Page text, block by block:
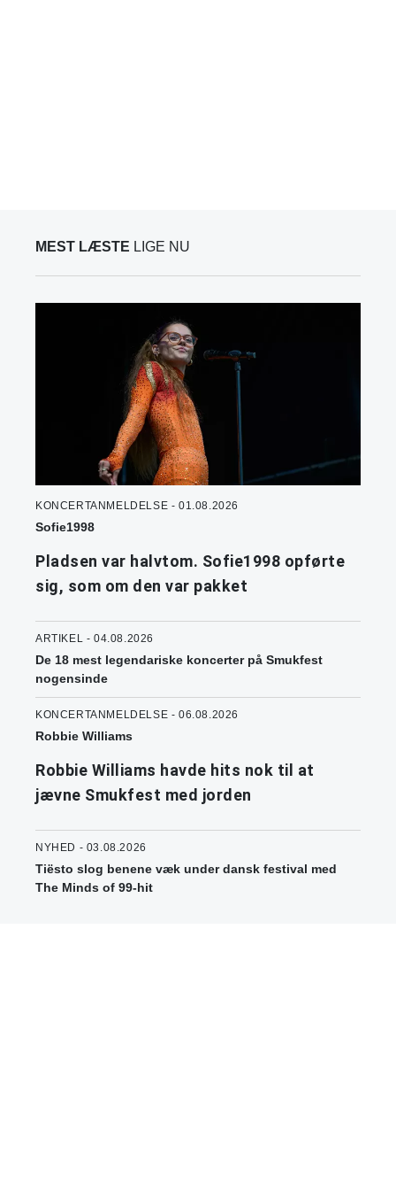
MEST LÆSTE LIGE NU
KONCERTANMELDELSE - 01.08.2026
Sofie1998
Pladsen var halvtom. Sofie1998 opførte
sig, som om den var pakket
ARTIKEL - 04.08.2026
De 18 mest legendariske koncerter på Smukfest
nogensinde
KONCERTANMELDELSE - 06.08.2026
Robbie Williams
Robbie Williams havde hits nok til at
jævne Smukfest med jorden
NYHED - 03.08.2026
Tiësto slog benene væk under dansk festival med
The Minds of 99-hit